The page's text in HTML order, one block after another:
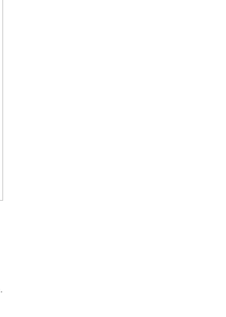
TALLER CORAL VIII: A TODO JAZZ!